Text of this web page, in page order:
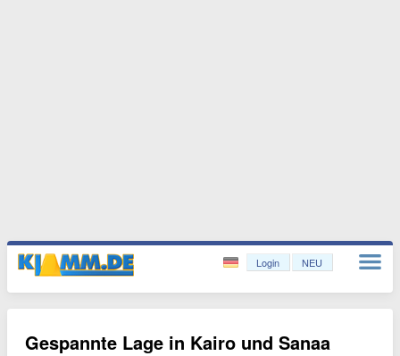
Login NEU
Gespannte Lage in Kairo und Sanaa